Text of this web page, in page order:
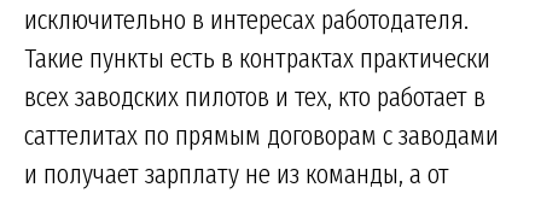
исключительно в интересах работодателя.
Такие пункты есть в контрактах практически
всех заводских пилотов и тех, кто работает в
саттелитах по прямым договорам с заводами
и получает зарплату не из команды, а от